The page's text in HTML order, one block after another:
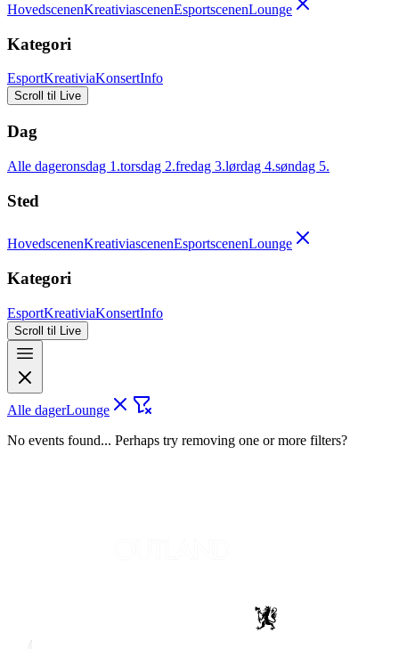
HovedscenenKreativiascenenEsportscenenLounge
Kategori
EsportKreativiaKonsertInfo
Scroll til Live
Dag
Alle dageronsdag 1.torsdag 2.fredag 3.lørdag 4.søndag 5.
Sted
HovedscenenKreativiascenenEsportscenenLounge
Kategori
EsportKreativiaKonsertInfo
Scroll til Live
Alle dagerLounge
No events found... Perhaps try removing one or more filters?